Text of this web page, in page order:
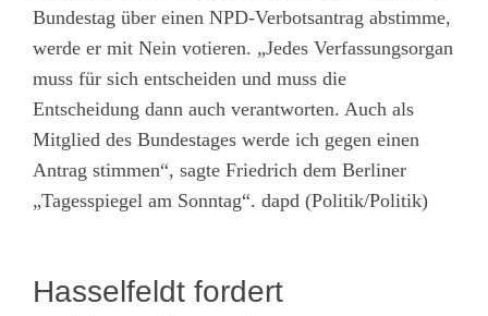
Bundestag über einen NPD-Verbotsantrag abstimme,
werde er mit Nein votieren. „Jedes Verfassungsorgan
muss für sich entscheiden und muss die
Entscheidung dann auch verantworten. Auch als
Mitglied des Bundestages werde ich gegen einen
Antrag stimmen“, sagte Friedrich dem Berliner
„Tagesspiegel am Sonntag“. dapd (Politik/Politik)
Hasselfeldt fordert